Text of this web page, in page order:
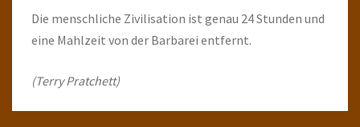
Die menschliche Zivilisation ist genau 24 Stunden und
eine Mahlzeit von der Barbarei entfernt.
(Terry Pratchett)